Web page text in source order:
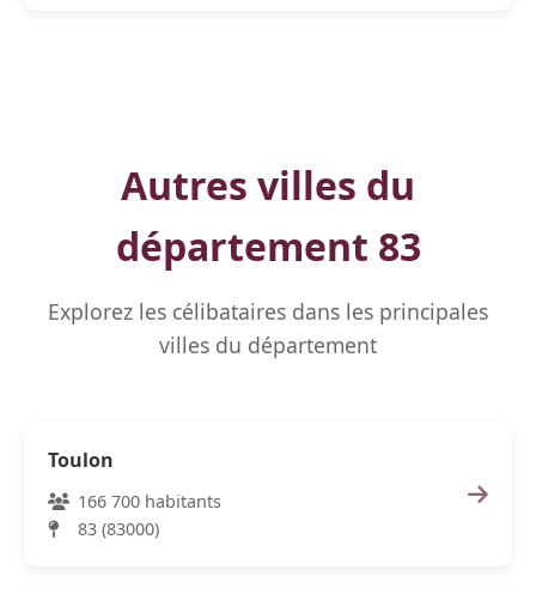
Autres villes du
département 83
Explorez les célibataires dans les principales
villes du département
Toulon
166 700 habitants
83 (83000)